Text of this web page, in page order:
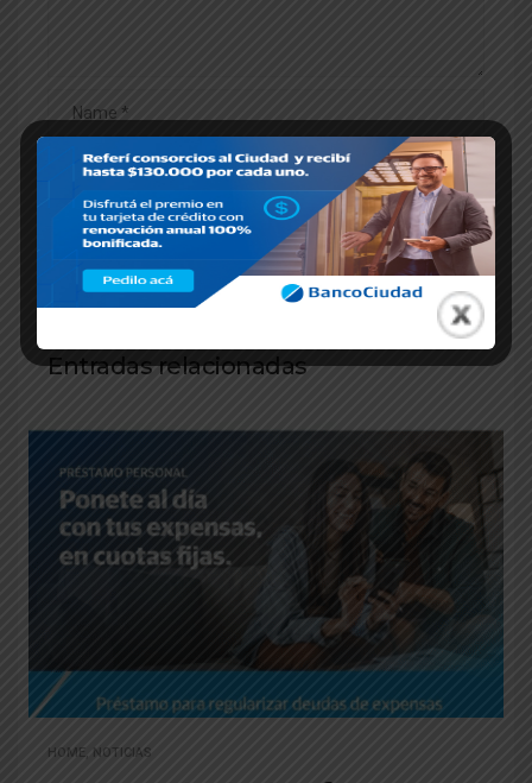
Entradas relacionadas
HOME NOTICIAS